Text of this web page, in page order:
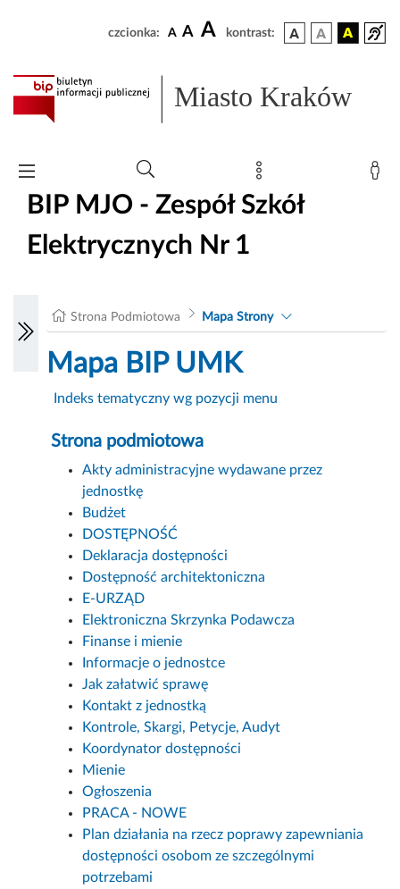
czcionka: A A A kontrast:
Miasto Kraków
BIP MJO - Zespół Szkół
Elektrycznych Nr 1
Strona Podmiotowa Mapa Strony
Mapa BIP UMK
Indeks tematyczny wg pozycji menu
Strona podmiotowa
Akty administracyjne wydawane przez
jednostkę
Budżet
DOSTĘPNOŚĆ
Deklaracja dostępności
Dostępność architektoniczna
E-URZĄD
Elektroniczna Skrzynka Podawcza
Finanse i mienie
Informacje o jednostce
Jak załatwić sprawę
Kontakt z jednostką
Kontrole, Skargi, Petycje, Audyt
Koordynator dostępności
Mienie
Ogłoszenia
PRACA - NOWE
Plan działania na rzecz poprawy zapewniania
dostępności osobom ze szczególnymi
potrzebami